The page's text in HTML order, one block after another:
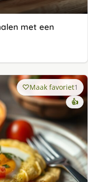
met een
Maak favoriet1
👍